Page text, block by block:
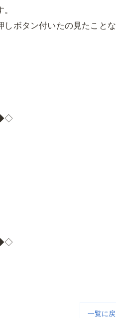
ボタン付いたの見たこと
一覧に戻